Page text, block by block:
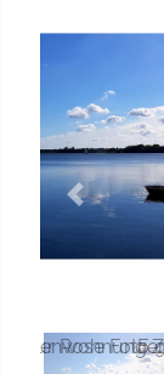
Previous